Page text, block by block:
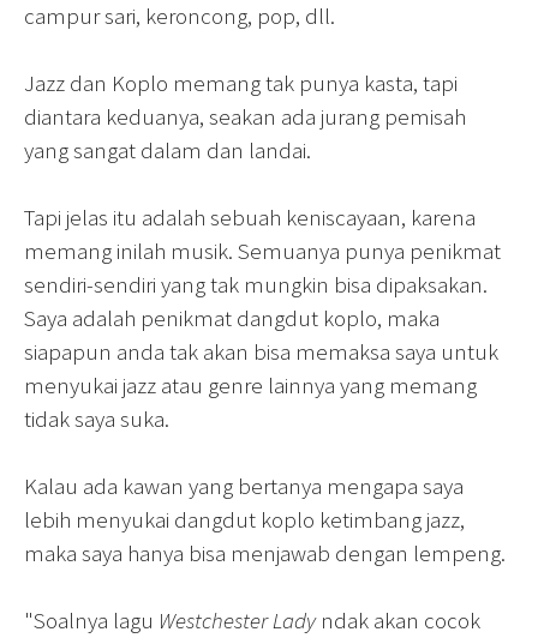
campur sari, keroncong, pop, dll.
Jazz dan Koplo memang tak punya kasta, tapi
diantara keduanya, seakan ada jurang pemisah
yang sangat dalam dan landai.
Tapi jelas itu adalah sebuah keniscayaan, karena
memang inilah musik. Semuanya punya penikmat
sendiri-sendiri yang tak mungkin bisa dipaksakan.
Saya adalah penikmat dangdut koplo, maka
siapapun anda tak akan bisa memaksa saya untuk
menyukai jazz atau genre lainnya yang memang
tidak saya suka.
Kalau ada kawan yang bertanya mengapa saya
lebih menyukai dangdut koplo ketimbang jazz,
maka saya hanya bisa menjawab dengan lempeng.
"Soalnya lagu Westchester Ladyndak akan cocok